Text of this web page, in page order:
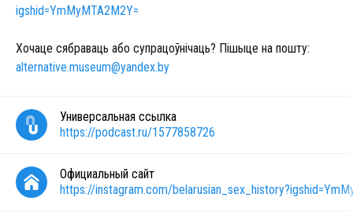
igshid=YmMyMTA2M2Y=
Хочаце сябраваць або супрацоўнічаць? Пішыце на пошту:
alternative.museum@yandex.by
Универсальная ссылка
https://podcast.ru/1577858726
Официальный сайт
https://instagram.com/